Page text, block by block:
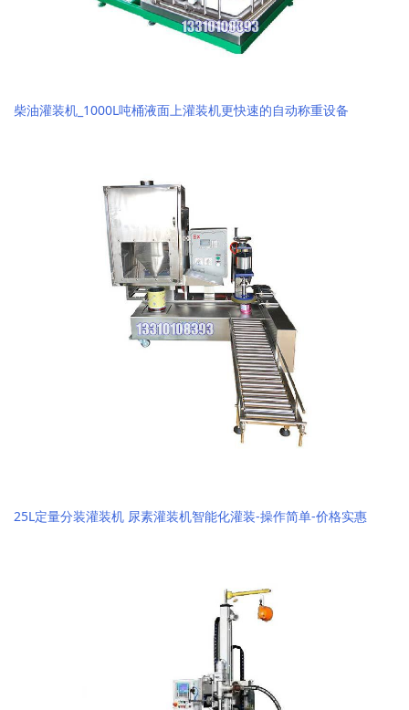
柴油灌装机_1000L吨桶液面上灌装机更快速的自动称重设备
25L定量分装灌装机 尿素灌装机智能化灌装-操作简单-价格实惠